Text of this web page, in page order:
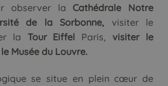
observer la Cathédrale Notre
de la Sorbonne, visiter le
la Tour Eiffel Paris,visiter le
Musée du Louvre.
se situe en plein cœur de